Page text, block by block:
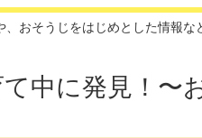
おそうじをはじめとした情報な
中に発見！〜